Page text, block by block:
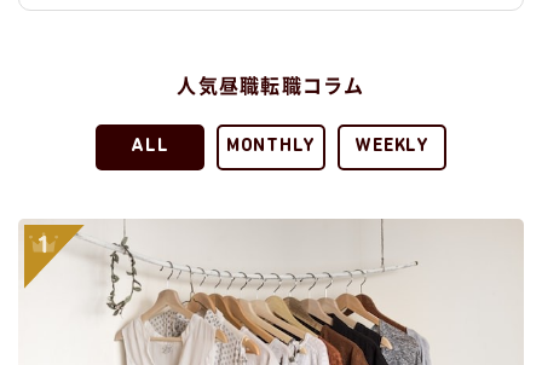
人気昼職転職コラム
ALL MONTHLY WEEKLY